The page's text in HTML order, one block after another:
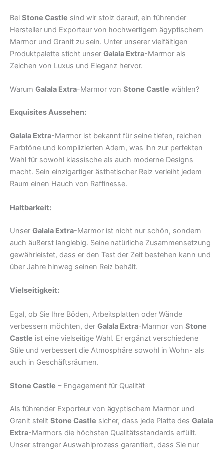
Bei Stone Castle sind wir stolz darauf, ein führender
Hersteller und Exporteur von hochwertigem ägyptischem
Marmor und Granit zu sein. Unter unserer vielfältigen
Produktpalette sticht unser Galala Extra-Marmor als
Zeichen von Luxus und Eleganz hervor.
Warum Galala Extra-Marmor von Stone Castle wählen?
Exquisites Aussehen:
Galala Extra-Marmor ist bekannt für seine tiefen, reichen
Farbtöne und komplizierten Adern, was ihn zur perfekten
Wahl für sowohl klassische als auch moderne Designs
macht. Sein einzigartiger ästhetischer Reiz verleiht jedem
Raum einen Hauch von Raffinesse.
Haltbarkeit:
Unser Galala Extra-Marmor ist nicht nur schön, sondern
auch äußerst langlebig. Seine natürliche Zusammensetzung
gewährleistet, dass er den Test der Zeit bestehen kann und
über Jahre hinweg seinen Reiz behält.
Vielseitigkeit:
Egal, ob Sie Ihre Böden, Arbeitsplatten oder Wände
verbessern möchten, der Galala Extra-Marmor von Stone
Castle ist eine vielseitige Wahl. Er ergänzt verschiedene
Stile und verbessert die Atmosphäre sowohl in Wohn- als
auch in Geschäftsräumen.
Stone Castle – Engagement für Qualität
Als führender Exporteur von ägyptischem Marmor und
Granit stellt Stone Castle sicher, dass jede Platte des Galala
Extra-Marmors die höchsten Qualitätsstandards erfüllt.
Unser strenger Auswahlprozess garantiert, dass Sie nur